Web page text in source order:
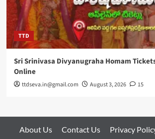
TTD
Sri Srinivasa Divyanugraha Homam
Online
ttdseva.in@gmail.com August 3, 2026 15
About Us Contact Us Privacy